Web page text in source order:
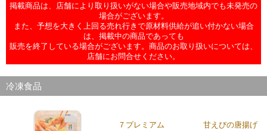
商品カテゴリ一覧
セブンプレミアム
食の安全・安心への取組み
nanacoトップ
マルチコピー機でできること
マルチコピー機でできることトップ
便利なサービス
企業情報トップ
ニュースリリース
ごあいさつ
私たちの取組み
サステナビリティ
サステナビリティトップ
掲載商品は、店舗により取り扱いがない場合や販売地域内でも未発売の
場合がございます。
また、予想を大きく上回る売れ行きで原材料供給が追い付かない場合
は、掲載中の商品であっても
販売を終了している場合がございます。商品のお取り扱いについては、
店舗にお問合せください。
冷凍食品
７プレミアム 甘えびの唐揚げ